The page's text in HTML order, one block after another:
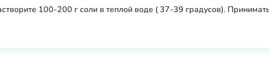
100-200 г соли в теплой воде ( 37-39 градусов).